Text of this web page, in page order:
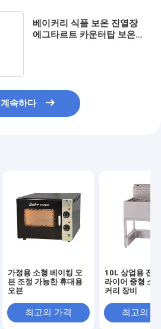
베이커리 식품 보온 진열장
에그타르트 카운터탑 보온
계속하다
가정용 소형 베이킹 오
븐 조정 가능한 휴대용
오븐
최고의 가격
10L 상업용 전
라이어 중형 소
커리 장비
최고의